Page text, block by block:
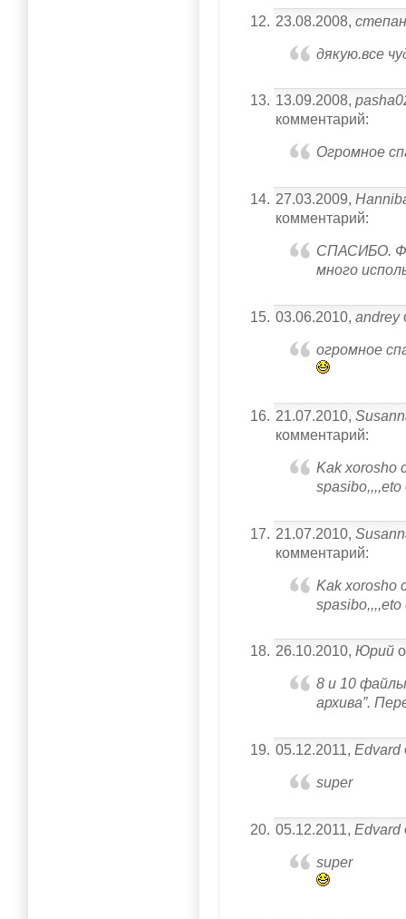
23.08.2008,
дякую.все
13.09.2008,
комментарий:
Огромное
27.03.2009,
комментарий:
СПАСИБО.
много
03.06.2010,andrey
огромное
21.07.2010,
комментарий:
Kak xorosho
spasibo,,,,eto
21.07.2010,
комментарий:
Kak xorosho
spasibo,,,,eto
26.10.2010,Юрий
8 и 10
архива”.
05.12.2011,Edvard
super
05.12.2011,Edvard
super